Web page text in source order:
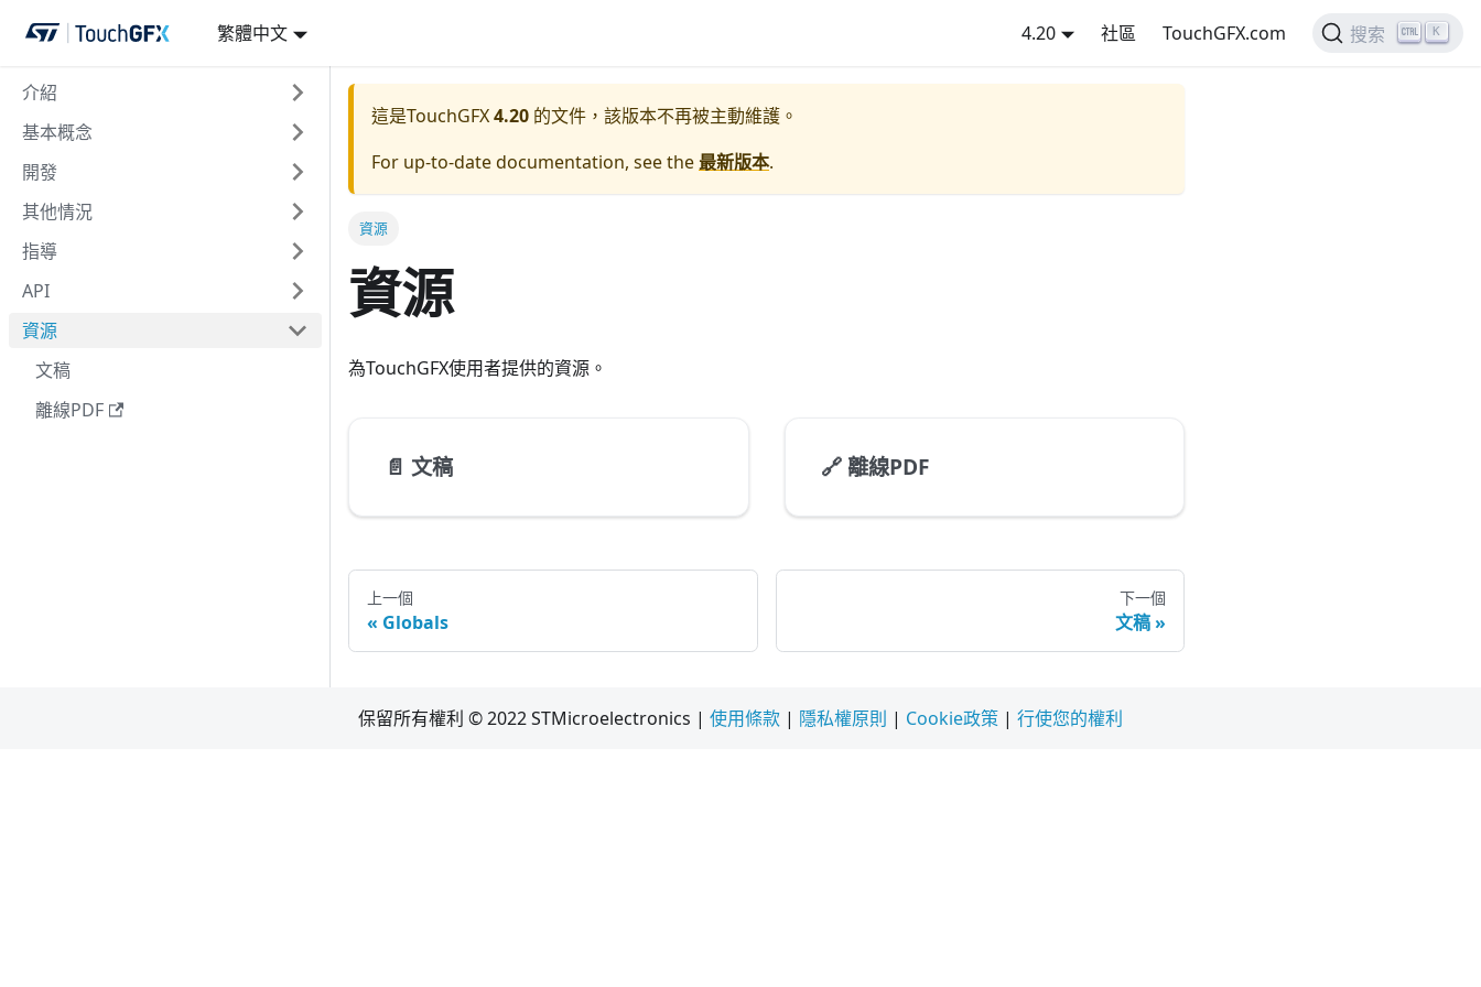
繁體中文 4.20 社區 TouchGFX.com 搜索 K
介紹
基本概念
開發
其他情況
指導
API
資源
文稿
離線PDF
這是TouchGFX4.20 的文件，該版本不再被主動維護。
For up-to-date documentation, see the最新版本.
資源
資源
為TouchGFX使用者提供的資源。
📄️ 文稿 🔗 離線PDF
上一個
Globals
下一個
文稿
保留所有權利 © 2022 STMicroelectronics | 使用條款 | 隱私權原則 | Cookie政策 | 行使您的權利